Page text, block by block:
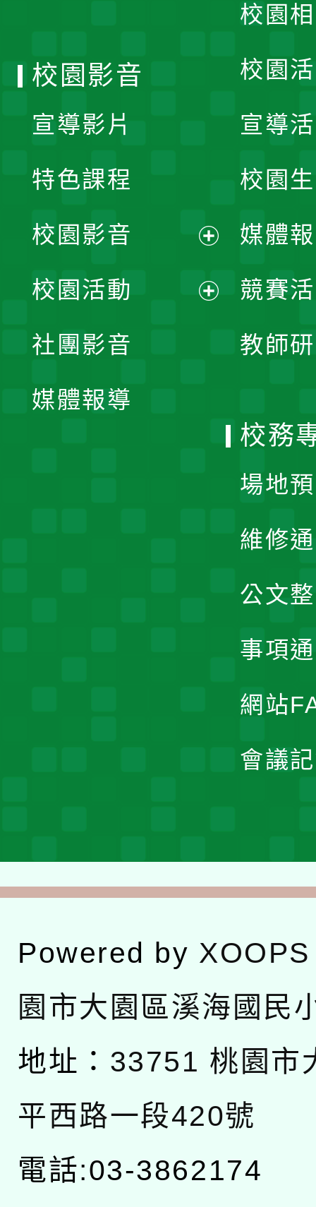
校園
校園
宣導
校園
媒體
競賽
教師
校園影音
宣導影片
特色課程
校園影音
開
校園活動
社團影音
媒體報導
校務
場地
維修
公文
事項
網站
會議
Powered by XOOPS
園市大園區溪海國民
地址： 33751 桃園市
平西路一段420號
電話:03-3862174